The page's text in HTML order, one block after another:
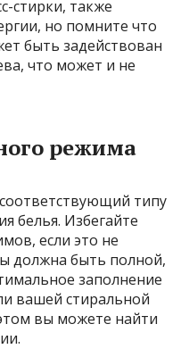
стирки, также
но помните что
быть задействован
что может и не
режима
типу
белья. Избегайте
если это не
должна быть полной,
заполнение
вашей стиральной
вы можете найти